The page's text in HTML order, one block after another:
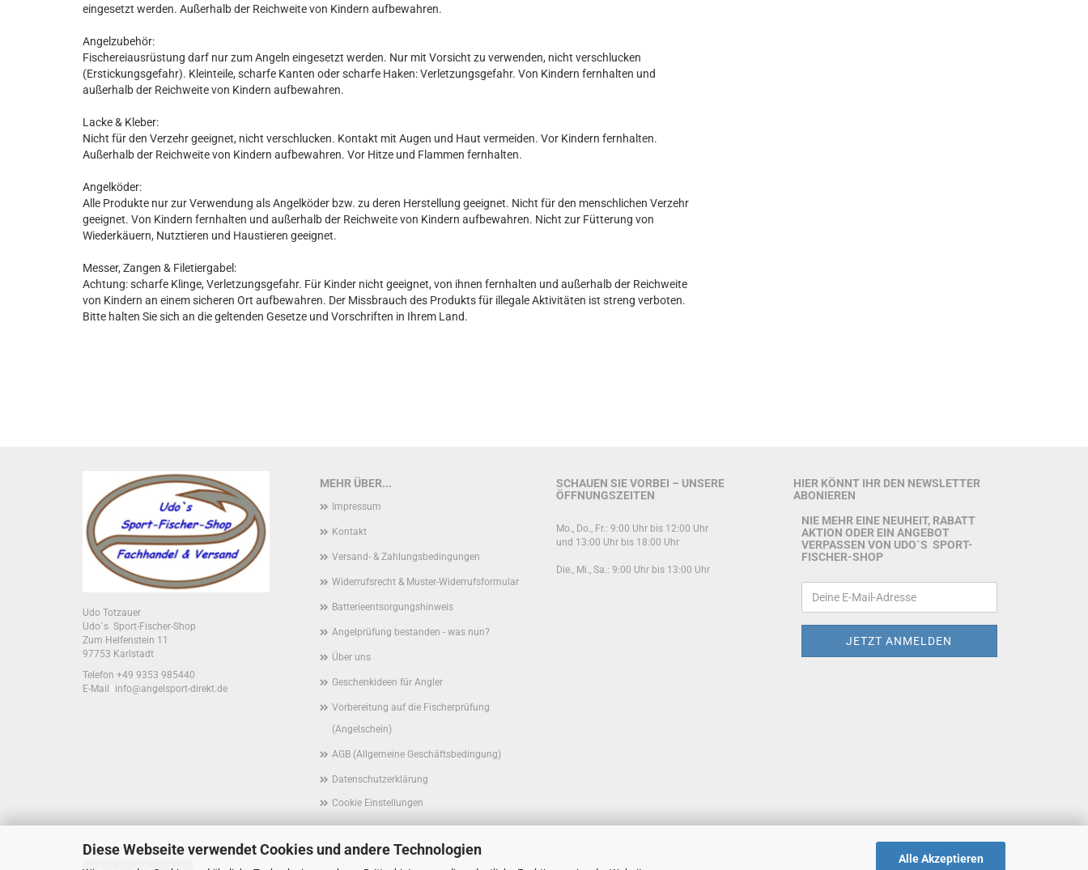
Diese Webseite verwendet Cookies und andere Technologien
Alle Akzeptieren
eingesetzt werden. Außerhalb der Reichweite von Kindern aufbewahren.
Angelzubehör:
Fischereiausrüstung darf nur zum Angeln eingesetzt werden. Nur mit Vorsicht zu verwenden, nicht verschlucken
(Erstickungsgefahr). Kleinteile, scharfe Kanten oder scharfe Haken: Verletzungsgefahr. Von Kindern fernhalten und
außerhalb der Reichweite von Kindern aufbewahren.
Lacke & Kleber:
Nicht für den Verzehr geeignet, nicht verschlucken. Kontakt mit Augen und Haut vermeiden. Vor Kindern fernhalten.
Außerhalb der Reichweite von Kindern aufbewahren. Vor Hitze und Flammen fernhalten.
Angelköder:
Alle Produkte nur zur Verwendung als Angelköder bzw. zu deren Herstellung geeignet. Nicht für den menschlichen Verzehr
geeignet. Von Kindern fernhalten und außerhalb der Reichweite von Kindern aufbewahren. Nicht zur Fütterung von
Wiederkäuern, Nutztieren und Haustieren geeignet.
Messer, Zangen & Filetiergabel:
Achtung: scharfe Klinge, Verletzungsgefahr. Für Kinder nicht geeignet, von ihnen fernhalten und außerhalb der Reichweite
von Kindern an einem sicheren Ort aufbewahren. Der Missbrauch des Produkts für illegale Aktivitäten ist streng verboten.
Bitte halten Sie sich an die geltenden Gesetze und Vorschriften in Ihrem Land.
MEHR ÜBER...
Impressum
Kontakt
Versand- & Zahlungsbedingungen
Widerrufsrecht & Muster-Widerrufsformular
Batterieentsorgungshinweis
Angelprüfung bestanden - was nun?
Über uns
Geschenkideen für Angler
Vorbereitung auf die Fischerprüfung
(Angelschein)
AGB (Allgemeine Geschäftsbedingung)
Datenschutzerklärung
Cookie Einstellungen
SCHAUEN SIE VORBEI – UNSERE
ÖFFNUNGSZEITEN
Mo., Do., Fr.: 9:00 Uhr bis 12:00 Uhr
und 13:00 Uhr bis 18:00 Uhr
Die., Mi., Sa.: 9:00 Uhr bis 13:00 Uhr
HIER KÖNNT IHR DEN NEWSLETTER
ABONIEREN
NIE MEHR EINE NEUHEIT, RABATT
AKTION ODER EIN ANGEBOT
VERPASSEN VON UDO`S SPORT-
FISCHER-SHOP
Udo Totzauer
Udo`s Sport-Fischer-Shop
Zum Helfenstein 11
97753 Karlstadt
Telefon +49 9353 985440
E-Mail
info@angelsport-direkt.de